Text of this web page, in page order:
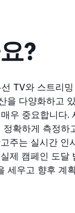
?
TV와 스트리
을 다양화하고
우 중요합니다.
확하게 측정하
주는 실시간 인
제 캠페인 도달
세우고 향후 계